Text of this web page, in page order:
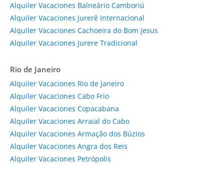
Alquiler Vacaciones Balneário Camboriú
Alquiler Vacaciones Jurerê Internacional
Alquiler Vacaciones Cachoeira do Bom Jesus
Alquiler Vacaciones Jurere Tradicional
Rio de Janeiro
Alquiler Vacaciones Rio de Janeiro
Alquiler Vacaciones Cabo Frio
Alquiler Vacaciones Copacabana
Alquiler Vacaciones Arraial do Cabo
Alquiler Vacaciones Armação dos Búzios
Alquiler Vacaciones Angra dos Reis
Alquiler Vacaciones Petrópolis